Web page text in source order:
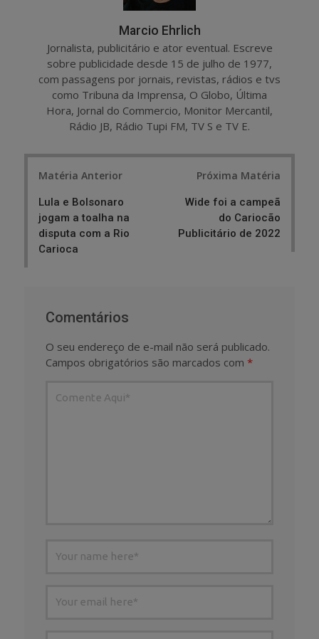
Marcio Ehrlich
Jornalista, publicitário e ator eventual. Escreve
sobre publicidade desde 15 de julho de 1977,
com passagens por jornais, revistas, rádios e tvs
como Tribuna da Imprensa, O Globo, Última
Hora, Jornal do Commercio, Monitor Mercantil,
Rádio JB, Rádio Tupi FM, TV S e TV E.
Matéria Anterior
Lula e Bolsonaro
jogam a toalha na
disputa com a Rio
Carioca
Próxima Matéria
Wide foi a campeã
do Cariocão
Publicitário de 2022
Comentários
O seu endereço de e-mail não será publicado.
Campos obrigatórios são marcados com *